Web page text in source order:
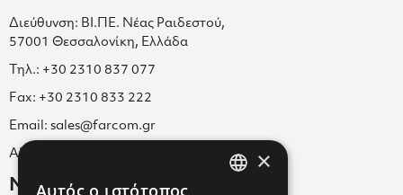
Διεύθυνση: ΒΙ.ΠΕ. Νέας Ραιδεστού,
57001 Θεσσαλονίκη, Ελλάδα
Τηλ.: +30 2310 837 077
Fax: +30 2310 833 222
Email: sales@farcom.gr
ΑΡ.Γ.Ε.ΜΗ. 038365205000
Newsletter
×
Αυτός ο ιστότοπος